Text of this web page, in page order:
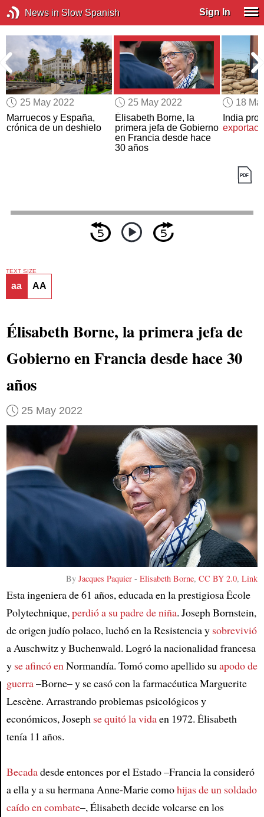
News in Slow Spanish Sign In
25 May 2022
Marruecos y España,
crónica de un deshielo
25 May 2022
Élisabeth Borne, la
primera jefa de Gobierno
en Francia desde hace
30 años
18
India
Article
TEXT SIZE
aa AA
Élisabeth Borne, la primera jefa de
Gobierno en Francia desde hace 30
años
25 May 2022
ByJacques Paquier -Elisabeth Borne,CC BY 2.0,Link
Esta ingeniera de 61 años, educada en la prestigiosa École
Polytechnique,perdió a su padre de niña. Joseph Bornstein,
de origen judío polaco, luchó en la Resistencia y sobrevivió
a Auschwitz y Buchenwald. Logró la nacionalidad francesa
y se afincó enNormandía. Tomó como apellido suapodo de
guerra–Borne– y se casó con la farmacéutica Marguerite
Lescène. Arrastrando problemas psicológicos y
económicos, Joseph se quitó la vidaen 1972. Élisabeth
tenía 11 años.
Becadadesde entonces por el Estado –Francia la consideró
a ella y a su hermana Anne-Marie comohijas de un soldado
caído en combate–, Élisabeth decide volcarse en los